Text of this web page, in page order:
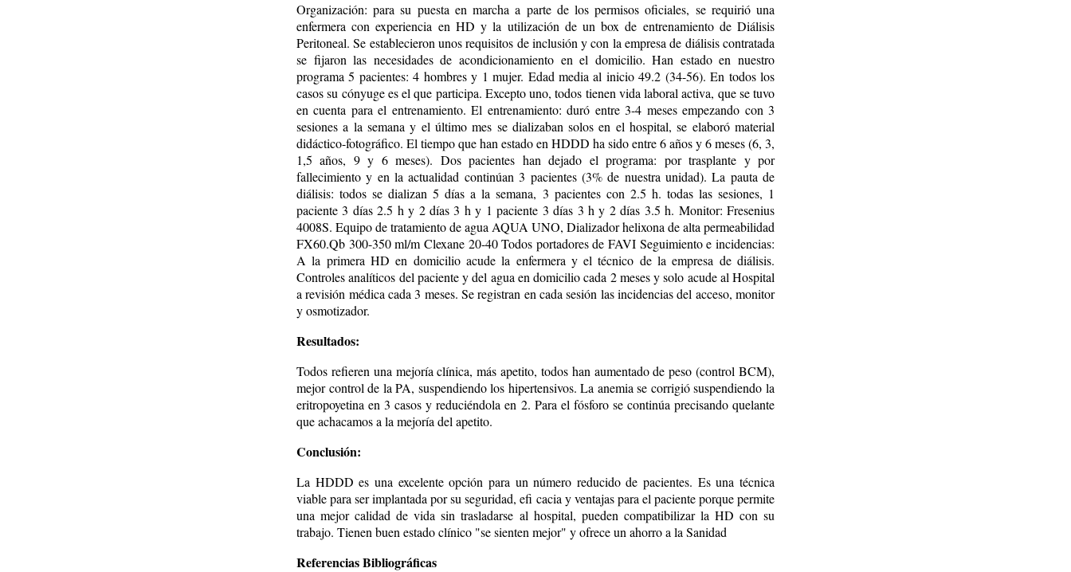
Organización: para su puesta en marcha a parte de los permisos oficiales, se requirió una
enfermera con experiencia en HD y la utilización de un box de entrenamiento de Diálisis
Peritoneal. Se establecieron unos requisitos de inclusión y con la empresa de diálisis contratada
se fijaron las necesidades de acondicionamiento en el domicilio. Han estado en nuestro
programa 5 pacientes: 4 hombres y 1 mujer. Edad media al inicio 49.2 (34-56). En todos los
casos su cónyuge es el que participa. Excepto uno, todos tienen vida laboral activa, que se tuvo
en cuenta para el entrenamiento. El entrenamiento: duró entre 3-4 meses empezando con 3
sesiones a la semana y el último mes se dializaban solos en el hospital, se elaboró material
didáctico-fotográfico. El tiempo que han estado en HDDD ha sido entre 6 años y 6 meses (6, 3,
1,5 años, 9 y 6 meses). Dos pacientes han dejado el programa: por trasplante y por
fallecimiento y en la actualidad continúan 3 pacientes (3% de nuestra unidad). La pauta de
diálisis: todos se dializan 5 días a la semana, 3 pacientes con 2.5 h. todas las sesiones, 1
paciente 3 días 2.5 h y 2 días 3 h y 1 paciente 3 días 3 h y 2 días 3.5 h. Monitor: Fresenius
4008S. Equipo de tratamiento de agua AQUA UNO, Dializador helixona de alta permeabilidad
FX60.Qb 300-350 ml/m Clexane 20-40 Todos portadores de FAVI Seguimiento e incidencias:
A la primera HD en domicilio acude la enfermera y el técnico de la empresa de diálisis.
Controles analíticos del paciente y del agua en domicilio cada 2 meses y solo acude al Hospital
a revisión médica cada 3 meses. Se registran en cada sesión las incidencias del acceso, monitor
y osmotizador.
Resultados:
Todos refieren una mejoría clínica, más apetito, todos han aumentado de peso (control BCM),
mejor control de la PA, suspendiendo los hipertensivos. La anemia se corrigió suspendiendo la
eritropoyetina en 3 casos y reduciéndola en 2. Para el fósforo se continúa precisando quelante
que achacamos a la mejoría del apetito.
Conclusión:
La HDDD es una excelente opción para un número reducido de pacientes. Es una técnica
viable para ser implantada por su seguridad, efi cacia y ventajas para el paciente porque permite
una mejor calidad de vida sin trasladarse al hospital, pueden compatibilizar la HD con su
trabajo. Tienen buen estado clínico "se sienten mejor" y ofrece un ahorro a la Sanidad
Referencias Bibliográficas